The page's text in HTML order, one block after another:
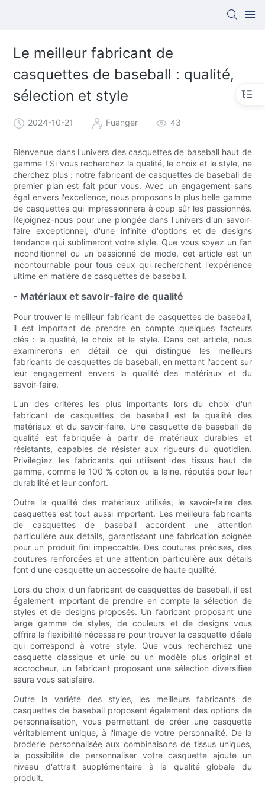
Le meilleur fabricant de
casquettes de baseball : qualité,
sélection et style
2024-10-21 Fuanger 43
Bienvenue dans l'univers des casquettes de baseball haut de
gamme ! Si vous recherchez la qualité, le choix et le style, ne
cherchez plus : notre fabricant de casquettes de baseball de
premier plan est fait pour vous. Avec un engagement sans
égal envers l'excellence, nous proposons la plus belle gamme
de casquettes qui impressionnera à coup sûr les passionnés.
Rejoignez-nous pour une plongée dans l'univers d'un savoir-
faire exceptionnel, d'une infinité d'options et de designs
tendance qui sublimeront votre style. Que vous soyez un fan
inconditionnel ou un passionné de mode, cet article est un
incontournable pour tous ceux qui recherchent l'expérience
ultime en matière de casquettes de baseball.
- Matériaux et savoir-faire de qualité
Pour trouver le meilleur fabricant de casquettes de baseball,
il est important de prendre en compte quelques facteurs
clés : la qualité, le choix et le style. Dans cet article, nous
examinerons en détail ce qui distingue les meilleurs
fabricants de casquettes de baseball, en mettant l'accent sur
leur engagement envers la qualité des matériaux et du
savoir-faire.
L'un des critères les plus importants lors du choix d'un
fabricant de casquettes de baseball est la qualité des
matériaux et du savoir-faire. Une casquette de baseball de
qualité est fabriquée à partir de matériaux durables et
résistants, capables de résister aux rigueurs du quotidien.
Privilégiez les fabricants qui utilisent des tissus haut de
gamme, comme le 100 % coton ou la laine, réputés pour leur
durabilité et leur confort.
Outre la qualité des matériaux utilisés, le savoir-faire des
casquettes est tout aussi important. Les meilleurs fabricants
de casquettes de baseball accordent une attention
particulière aux détails, garantissant une fabrication soignée
pour un produit fini impeccable. Des coutures précises, des
coutures renforcées et une attention particulière aux détails
font d'une casquette un accessoire de haute qualité.
Lors du choix d'un fabricant de casquettes de baseball, il est
également important de prendre en compte la sélection de
styles et de designs proposés. Un fabricant proposant une
large gamme de styles, de couleurs et de designs vous
offrira la flexibilité nécessaire pour trouver la casquette idéale
qui correspond à votre style. Que vous recherchiez une
casquette classique et unie ou un modèle plus original et
accrocheur, un fabricant proposant une sélection diversifiée
saura vous satisfaire.
Outre la variété des styles, les meilleurs fabricants de
casquettes de baseball proposent également des options de
personnalisation, vous permettant de créer une casquette
véritablement unique, à l'image de votre personnalité. De la
broderie personnalisée aux combinaisons de tissus uniques,
la possibilité de personnaliser votre casquette ajoute un
niveau d'attrait supplémentaire à la qualité globale du
produit.